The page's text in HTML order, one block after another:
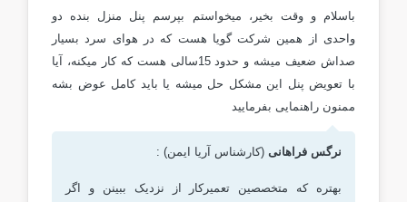
باسلام و وقت بخیر، میخواستم بپرسم پنل منزل بنده دو
واحدی از همین شرکت گویا هست که در هوای سرد بسیار
صداش ضعیف میشه و حدود 15سالی هست که کار میکنه، آیا
با تعویض پنل این مشکل حل میشه یا باید کامل عوض بشه
ممنون راهنمایی بفرمایید
نرگس فراهانی (کارشناس آریا ایمن) :
بهتره که متخصصین تعمیرکار از نزدیک ببینن و اگر